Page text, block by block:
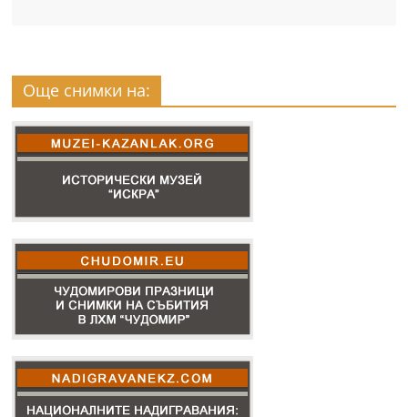
Още снимки на: